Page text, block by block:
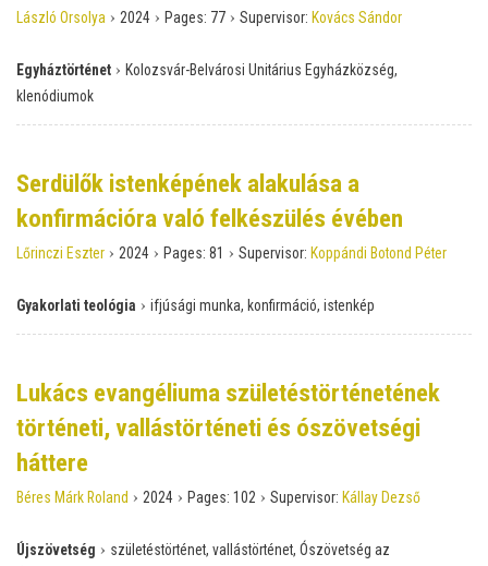
László Orsolya › 2024 › Pages: 77 › Supervisor: Kovács Sándor
Egyháztörténet › Kolozsvár-Belvárosi Unitárius Egyházközség,
klenódiumok
Serdülők istenképének alakulása a
konfirmációra való felkészülés évében
Lőrinczi Eszter › 2024 › Pages: 81 › Supervisor: Koppándi Botond Péter
Gyakorlati teológia › ifjúsági munka, konfirmáció, istenkép
Lukács evangéliuma születéstörténetének
történeti, vallástörténeti és ószövetségi
háttere
Béres Márk Roland › 2024 › Pages: 102 › Supervisor: Kállay Dezső
Újszövetség › születéstörténet, vallástörténet, Ószövetség az